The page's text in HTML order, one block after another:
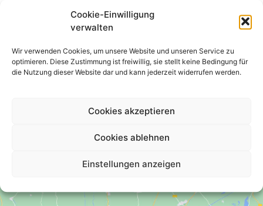
Cookie-Einwilligung
verwalten
Wir verwenden Cookies, um unsere Website und unseren Service zu
optimieren. Diese Zustimmung ist freiwillig, sie stellt keine Bedingung für
die Nutzung dieser Website dar und kann jederzeit widerrufen werden.
Cookies akzeptieren
Cookies ablehnen
Einstellungen anzeigen
Your Review *